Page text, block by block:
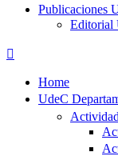
Publicaciones
Editorial

Home
UdeC